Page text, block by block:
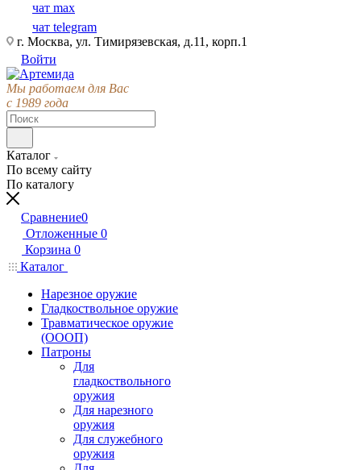
чат max
чат telegram
г. Москва, ул. Тимирязевская, д.11, корп.1
Войти
Мы работаем для Вас
с 1989 года
Каталог
По всему сайту
По каталогу
Сравнение0
Отложенные 0
Корзина 0
Каталог
Нарезное оружие
Гладкоствольное оружие
Травматическое оружие
(ОООП)
Патроны
Для
гладкоствольного
оружия
Для нарезного
оружия
Для служебного
оружия